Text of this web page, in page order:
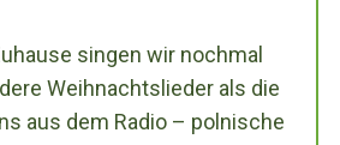
singen wir nochmal
Weihnachtslieder als die
aus dem Radio – polnische